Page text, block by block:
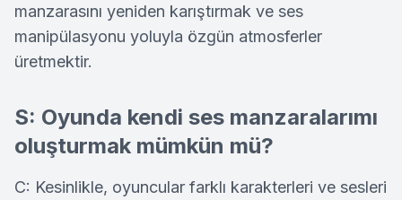
manzarasını yeniden karıştırmak ve ses
manipülasyonu yoluyla özgün atmosferler
üretmektir.
S: Oyunda kendi ses manzaralarımı
oluşturmak mümkün mü?
C: Kesinlikle, oyuncular farklı karakterleri ve sesleri